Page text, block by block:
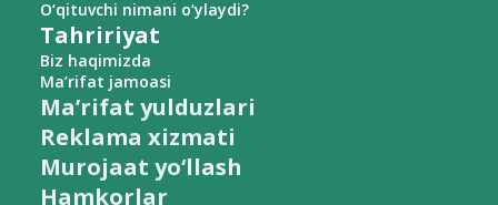
O‘qituvchi nimani o‘ylaydi?
Tahririyat
Biz haqimizda
Ma’rifat jamoasi
Ma’rifat yulduzlari
Reklama xizmati
Murojaat yo‘llash
Hamkorlar